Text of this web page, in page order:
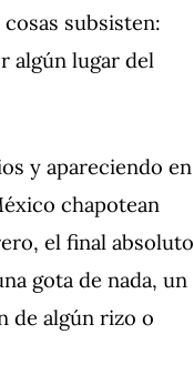
subsisten:
algún lugar del
y apareciendo en
chapotean
el final absoluto
gota de nada, un
de algún rizo o